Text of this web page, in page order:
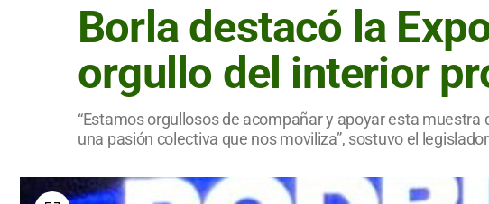
Borla destacó la
orgullo del interior
“Estamos orgullosos de acompañar y apoyar esta
una pasión colectiva que nos moviliza”, sostuvo el